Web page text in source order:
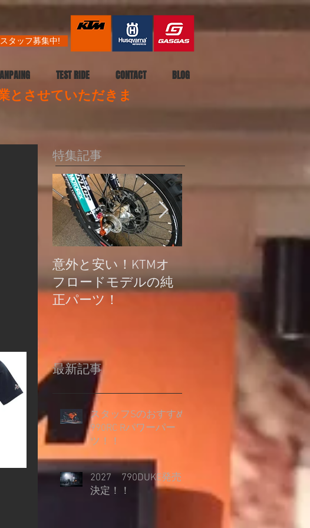
スタッフ募集中!
TEST RIDE CONTACT BLOG
とさせていただきま
特集記事
意外と安い！KTMオ
フロードモデルの純
正パーツ！
最新記事
スタッフSのおすすめ
990RC Rパワーパー
ツ！！
2027 790DUKE発売
決定！！